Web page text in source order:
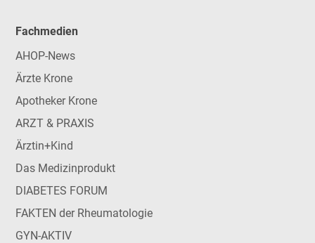
Fachmedien
AHOP-News
Ärzte Krone
Apotheker Krone
ARZT & PRAXIS
Ärztin+Kind
Das Medizinprodukt
DIABETES FORUM
FAKTEN der Rheumatologie
GYN-AKTIV